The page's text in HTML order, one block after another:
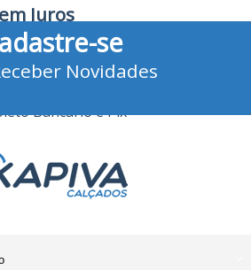
Juros
de Crédito
Bancário e Pix
se
Novidades